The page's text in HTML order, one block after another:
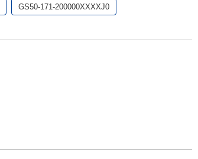
GS50-171-200000XXXXJ0